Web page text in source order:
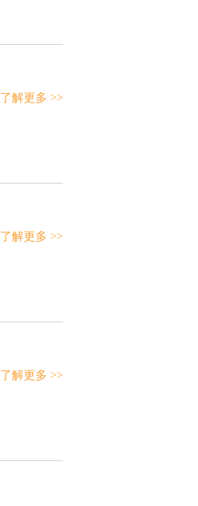
了解更多 >>
了解更多 >>
了解更多 >>